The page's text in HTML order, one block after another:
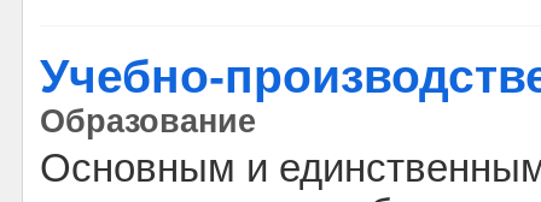
Учебно-
Образование
Основным и